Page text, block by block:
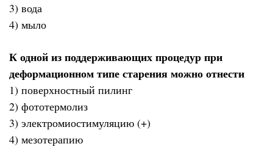
3) вода
4) мыло
К одной из поддерживающих процедур при
деформационном типе старения можно отнести
1) поверхностный пилинг
2) фототермолиз
3) электромиостимуляцию (+)
4) мезотерапию